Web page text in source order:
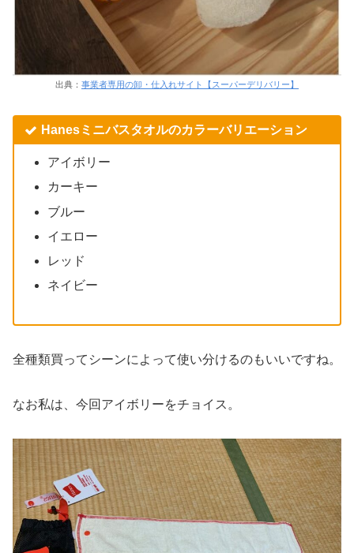
出典： 事業者専用の卸・仕入れサイト【スーパーデリバリー】
Hanesミニバスタオルのカラーバリエーション
アイボリー
カーキー
ブルー
イエロー
レッド
ネイビー
全種類買ってシーンによって使い分けるのもいいですね。
なお私は、今回アイボリーをチョイス。